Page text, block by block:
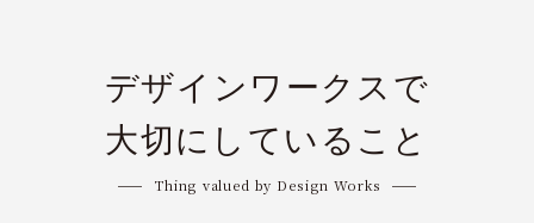
デザインワークスで
大切にしていること
Thing valued by Design Works